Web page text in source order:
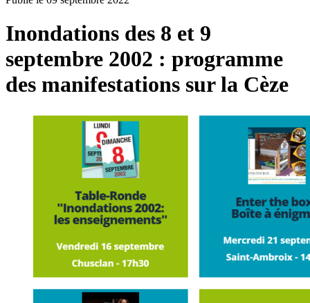
Inondations des 8 et 9
septembre 2002 : programme
des manifestations sur la Cèze